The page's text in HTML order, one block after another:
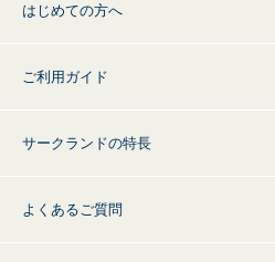
はじめての方へ
ご利用ガイド
サークランドの特長
よくあるご質問